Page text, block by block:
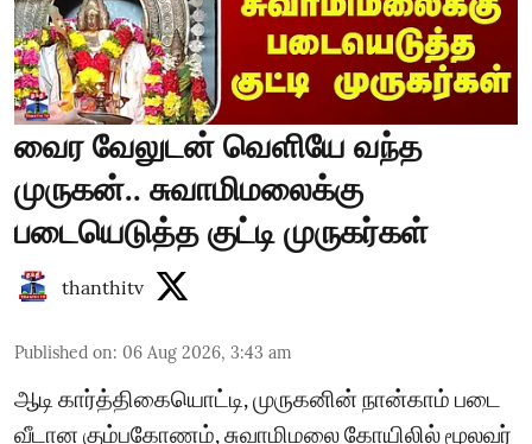
வைர வேலுடன் வெளியே வந்த
முருகன்.. சுவாமிமலைக்கு
படையெடுத்த குட்டி முருகர்கள்
thanthitv
Published on: 06 Aug 2026, 3:43 am
ஆடி கார்த்திகையொட்டி, முருகனின் நான்காம் படை
வீடான கும்பகோணம், சுவாமிமலை கோயிலில் மூலவர்